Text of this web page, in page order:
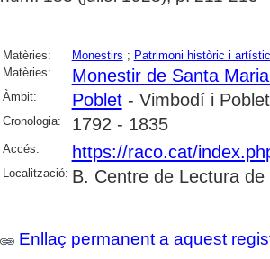
Matèries: Monestirs ; Patrimoni històric i artístic
Matèries:
Monestir de Santa
Àmbit: Poblet- Vimbodí i Poblet
Cronologia: 1792 - 1835
Accés: https://raco.cat/
Localització: B. Centre de Lectura de
Enllaç permanent a aquest